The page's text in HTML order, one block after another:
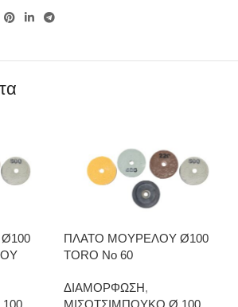
ΠΛΑΤΟ ΜΟΥΡΕΛΟΥ Ø100
TORO No 60
ΔΙΑΜΟΡΦΩΣΗ,